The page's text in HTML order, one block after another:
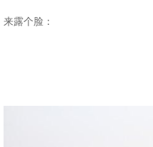
来露个脸：